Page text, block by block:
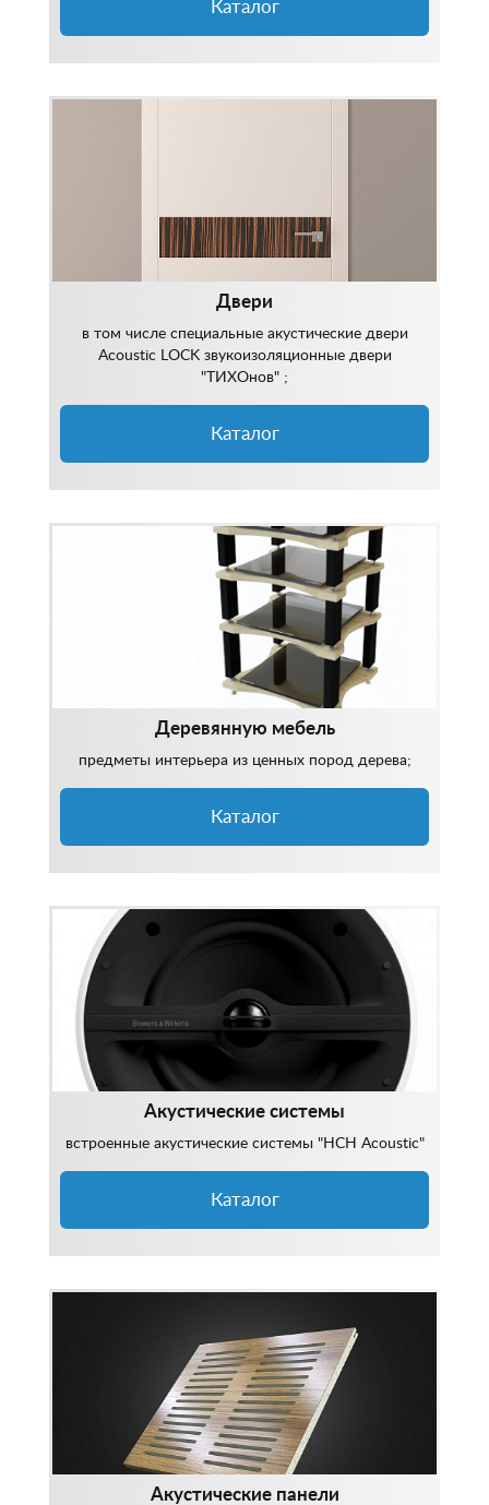
Каталог
Двери
в том числе специальные акустические двери
Acoustic LOCK звукоизоляционные двери
"ТИХОнов" ;
Каталог
Деревянную мебель
предметы интерьера из ценных пород дерева;
Каталог
Акустические системы
встроенные акустические системы "HCH Acoustic"
Каталог
Акустические панели